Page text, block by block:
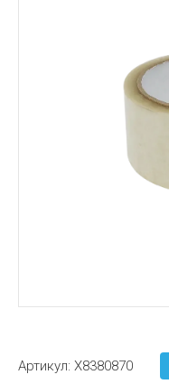
Артикул: X8380870